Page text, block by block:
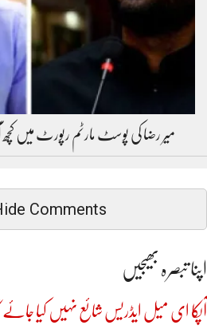
میر رضا کی پوسٹ مارٹم رپورٹ میں کچھ
Comments
اپنا تبصرہ بھیجیں
آپکا ای میل ایڈریس شائع نہیں کیا جائے